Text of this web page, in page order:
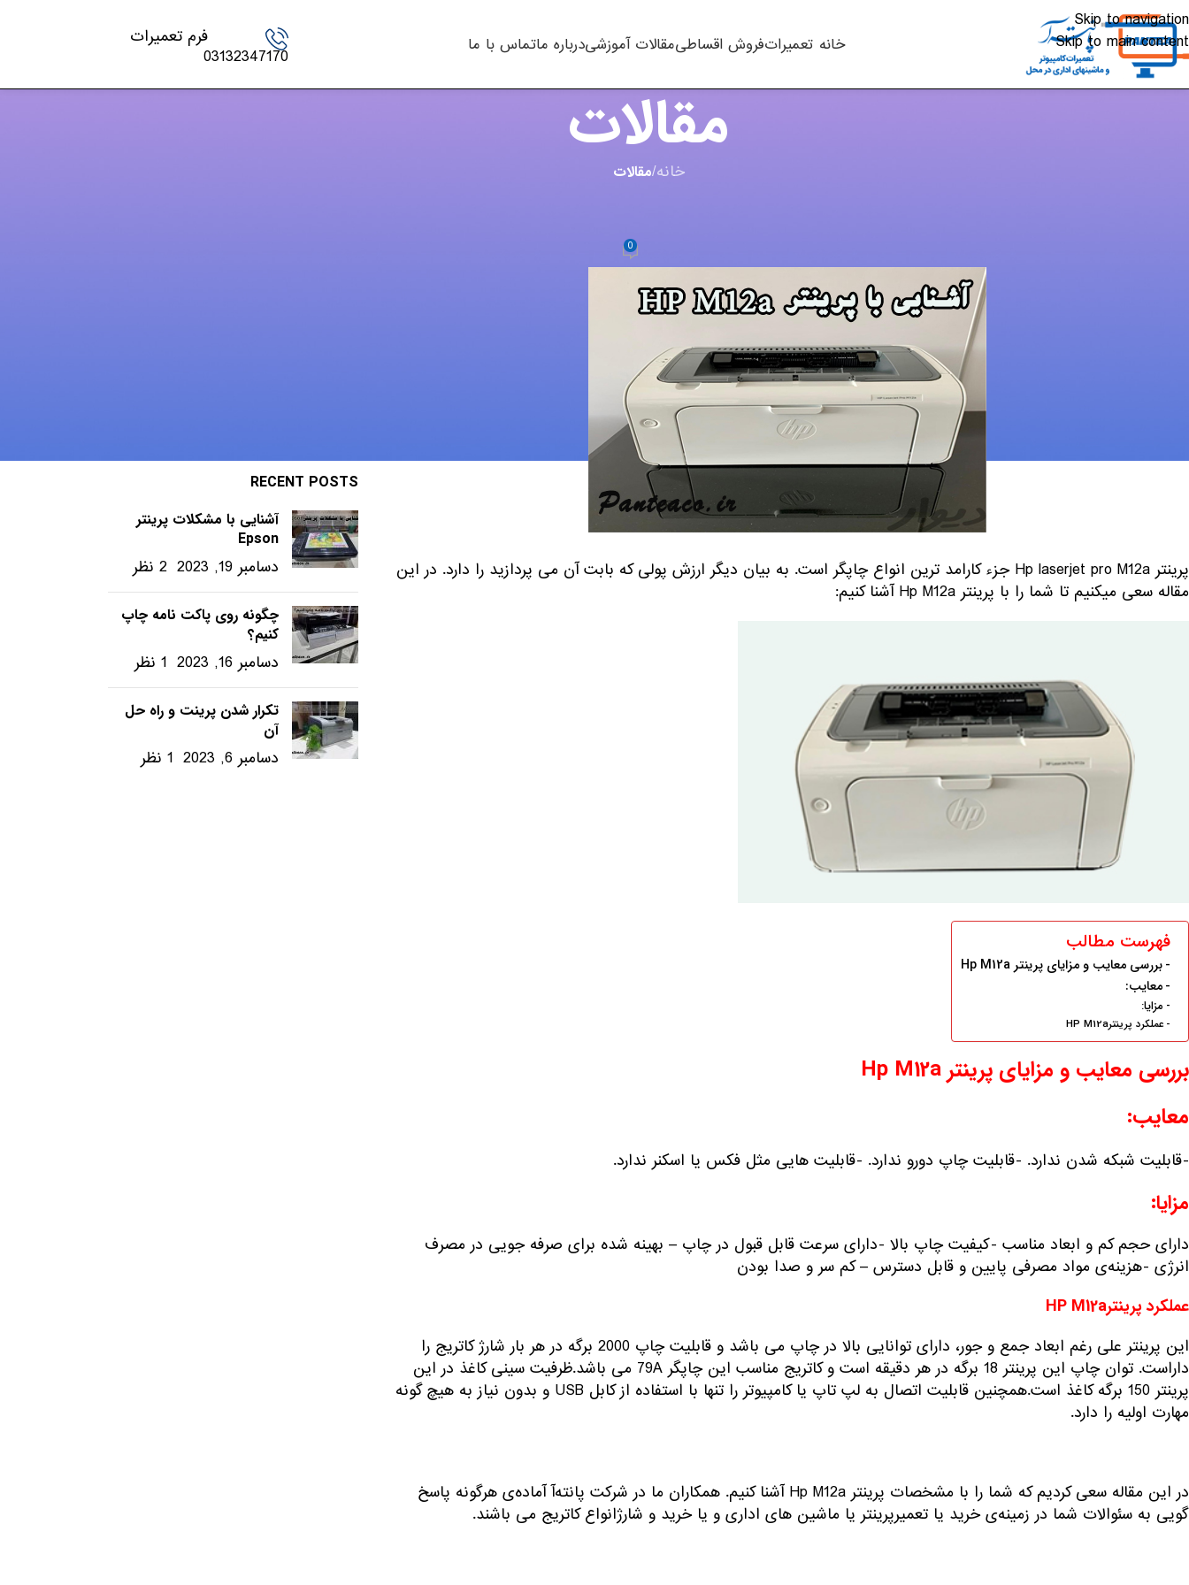
Skip to navigation
Skip to main content
خانه تعمیراتفروش اقساطیمقالات آموزشیدرباره ماتماس با ما
03132347170
فرم تعمیرات
مقالات
خانه/مقالات
0
پرینتر Hp laserjet pro M12a جزء کارامد ترین انواع چاپگر است. به بیان دیگر ارزش پولی که بابت آن می پردازید را دارد. در این
مقاله سعی میکنیم تا شما را با پرینتر Hp M12a آشنا کنیم:
فهرست مطالب
بررسی معایب و مزایای پرینتر Hp M12a
معایب:
مزایا:
عملکرد پرینترHP M12a
بررسی معایب و مزایای پرینتر Hp M12a
معایب:
-قابلیت شبکه شدن ندارد. -قابلیت چاپ دورو ندارد. -قابلیت هایی مثل فکس یا اسکنر ندارد.
مزایا:
دارای حجم کم و ابعاد مناسب -کیفیت چاپ بالا -دارای سرعت قابل قبول در چاپ – بهینه شده برای صرفه جویی در مصرف
انرژی -هزینه‌ی مواد مصرفی پایین و قابل دسترس – کم سر و صدا بودن
عملکرد پرینترHP M12a
این پرینتر علی رغم ابعاد جمع و جور، دارای توانایی بالا در چاپ می باشد و قابلیت چاپ 2000 برگه در هر بار شارژ کاتریج را
داراست. توان چاپ این پرینتر 18 برگه در هر دقیقه است و کاتریج مناسب این چاپگر 79A می باشد.ظرفیت سینی کاغذ در این
پرینتر 150 برگه کاغذ است.همچنین قابلیت اتصال به لپ تاپ یا کامپیوتر را تنها با استفاده از کابل USB و بدون نیاز به هیچ گونه
مهارت اولیه را دارد.
در این مقاله سعی کردیم که شما را با مشخصات پرینتر Hp M12a آشنا کنیم. همکاران ما در شرکت پانته‌آ آماده‌ی هرگونه پاسخ
گویی به سئوالات شما در زمینه‌ی خرید یا تعمیرپرینتر یا ماشین های اداری و یا خرید و شارژانواع کاتریج می باشند.
RECENT POSTS
آشنایی با مشکلات پرینتر
Epson
دسامبر 19, 2023 2 نظر
چگونه روی پاکت نامه چاپ
کنیم؟
دسامبر 16, 2023 1 نظر
تکرار شدن پرینت و راه حل
آن
دسامبر 6, 2023 1 نظر